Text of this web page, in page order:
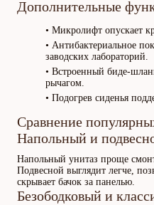
Дополнительные
• Микролифт опускает
• Антибактериальное
заводских лабораторий.
• Встроенный биде-
рычагом.
• Подогрев сиденья
Сравнение
Напольный и
Напольный унитаз проще
Подвесной выглядит легче,
скрывает бачок за панелью.
Безободковый и